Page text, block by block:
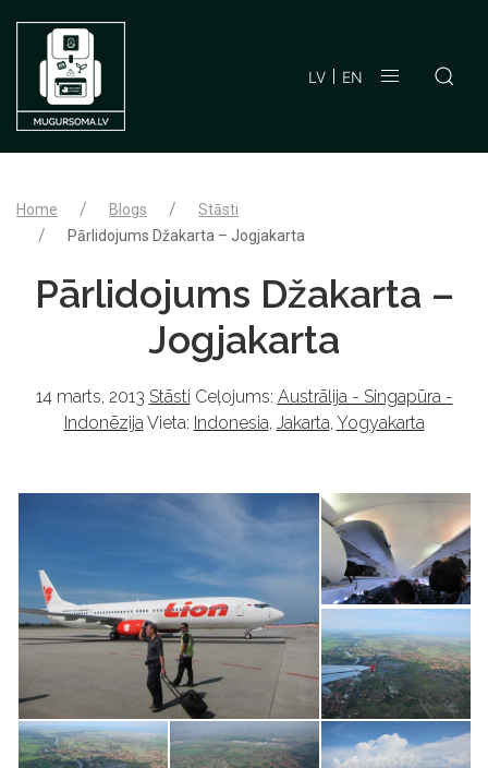
LV EN
Home Blogs
Stāsti
Pārlidojums Džakarta – Jogjakarta
Pārlidojums Džakarta –
Jogjakarta
14 marts, 2013 Stāsti Ceļojums: Austrālija - Singapūra -
IndonēzijaVieta: Indonesia, Jakarta, Yogyakarta